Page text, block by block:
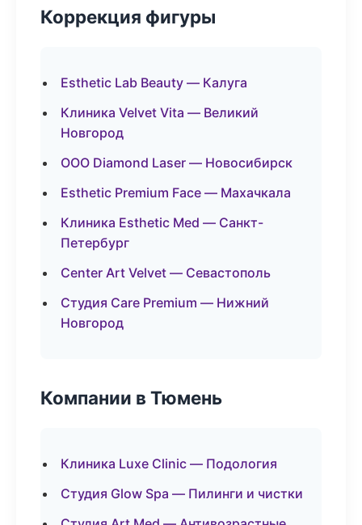
Коррекция фигуры
Esthetic Lab Beauty — Калуга
Клиника Velvet Vita — Великий
Новгород
ООО Diamond Laser — Новосибирск
Esthetic Premium Face — Махачкала
Клиника Esthetic Med — Санкт-
Петербург
Center Art Velvet — Севастополь
Студия Care Premium — Нижний
Новгород
Компании в Тюмень
Клиника Luxe Clinic — Подология
Студия Glow Spa — Пилинги и чистки